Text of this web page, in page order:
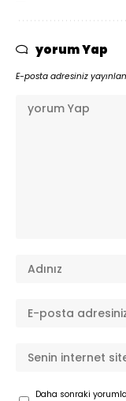
yorum Yap
E-posta adresiniz
Daha sonraki